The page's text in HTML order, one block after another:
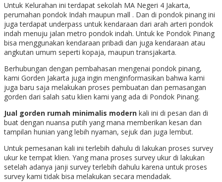
Untuk Kelurahan ini terdapat sekolah MA Negeri 4 Jakarta,
perumahan pondok Indah maupun mall . Dan di pondok pinang ini
juga terdapat underpass untuk kendaraan dari arah arteri pondok
indah menuju jalan metro pondok indah. Untuk ke Pondok Pinang
bisa menggunakan kendaraan pribadi dan juga kendaraan atau
angkutan umum seperti kopaja, maupun transjakarta.
Berhubungan dengan pembahasan mengenai pondok pinang,
kami Gorden Jakarta juga ingin menginformasikan bahwa kami
juga baru saja melakukan proses pembuatan dan pemasangan
gorden dari salah satu klien kami yang ada di Pondok Pinang.
Jual gorden rumah minimalis modern kali ini di pesan dan di
buat dengan nuansa putih yang mana memberikan kesan dan
tampilan hunian yang lebih nyaman, sejuk dan juga lembut.
Untuk pemesanan kali ini terlebih dahulu di lakukan proses survey
ukur ke tempat klien. Yang mana proses survey ukur di lakukan
setelah adanya janji survey terlebih dahulu karena untuk proses
survey kami tidak bisa melakukan secara mendadak.